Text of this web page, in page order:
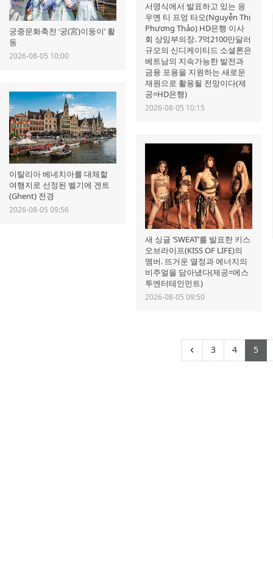
서명식에서 발표하고 있는 응
우옌 티 프엉 타오(Nguyễn Thị
Phương Thảo) HD은행 이사
회 상임부의장. 7억2100만달러
규모의 신디케이티드 소셜론은
베트남의 지속가능한 발전과
금융 포용을 지원하는 새로운
재원으로 활용될 전망이다(제
공=HD은행)
2026-08-05 10:15
궁중문화축전 ‘궁(宮)이둥이’ 활
동
2026-08-05 10:00
이탈리아 베네치아를 대체할
여행지로 선정된 벨기에 겐트
(Ghent) 전경
2026-08-05 09:56
새 싱글 ‘SWEAT’를 발표한 키스
오브라이프(KISS OF LIFE)의
멤버. 뜨거운 열정과 에너지의
비주얼을 담아냈다(제공=에스
투엔터테인먼트)
2026-08-05 09:50
‹ 3(current)
4 5